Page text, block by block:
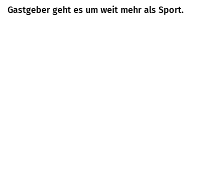
Gastgeber geht es um weit mehr als Sport.